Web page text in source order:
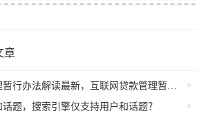
章
法解读最新，互联网贷款管理暂行办法全文？
题，搜索引擎仅支持用户和话题？